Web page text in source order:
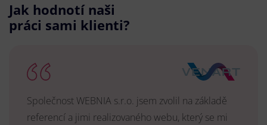
Jak hodnotí naši
práci sami klienti?
Společnost WEBNIA s.r.o. jsem zvolil na základě
referencí a jimi realizovaného webu, který se mi